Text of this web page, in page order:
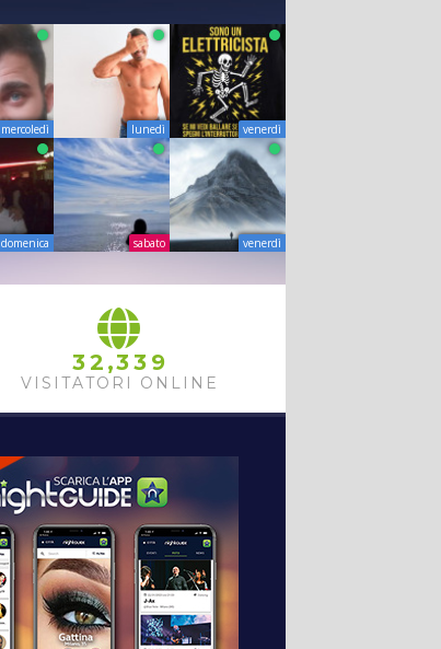
mercoledì lunedì venerdì
domenica sabato venerdì
32 ,33 9
VISITATORI ONLINE